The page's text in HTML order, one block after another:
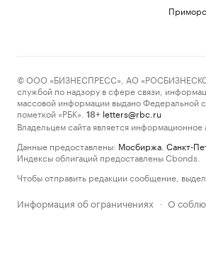
© ООО «БИЗНЕСПРЕСС», АО
службой по надзору в сфере связи,
массовой информации выдано Федеральной
пометкой «РБК».
18+ letters@rbc.ru
Владельцем сайта является информационное
Данные предоставлены: Мосбиржа Санкт-
Индексы облигаций предоставлены Cbonds.
Чтобы отправить редакции сообщение,
Информация об ограничениях · О